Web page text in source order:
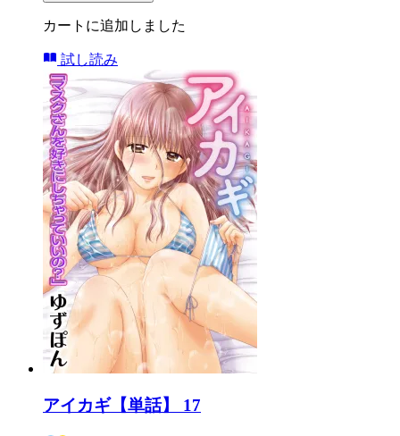
カートに追加しました
試し読み
アイカギ【単話】 17